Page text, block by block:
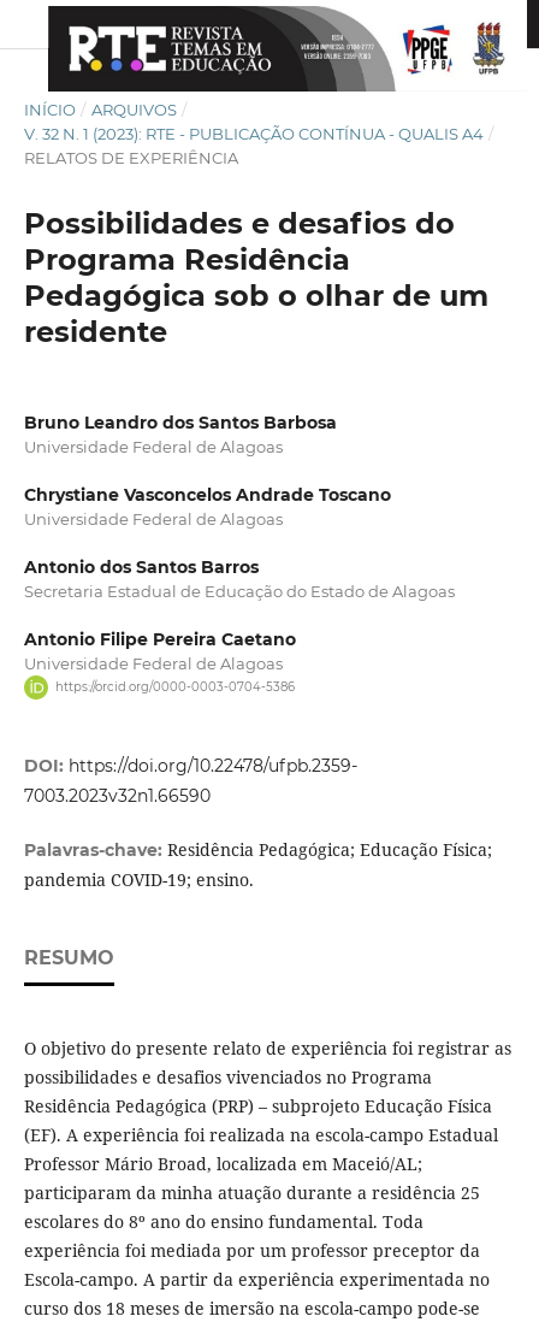
INÍCIO / ARQUIVOS /
V. 32 N. 1 (2023): RTE - PUBLICAÇÃO CONTÍNUA - QUALIS A4 /
RELATOS DE EXPERIÊNCIA
Possibilidades e desafios do
Programa Residência
Pedagógica sob o olhar de um
residente
Bruno Leandro dos Santos Barbosa
Universidade Federal de Alagoas
Chrystiane Vasconcelos Andrade Toscano
Universidade Federal de Alagoas
Antonio dos Santos Barros
Secretaria Estadual de Educação do Estado de Alagoas
Antonio Filipe Pereira Caetano
Universidade Federal de Alagoas
https://orcid.org/0000-0003-0704-5386
DOI: https://doi.org/10.22478/ufpb.2359-
7003.2023v32n1.66590
Palavras-chave: Residência Pedagógica; Educação Física;
pandemia COVID-19; ensino.
RESUMO
O objetivo do presente relato de experiência foi registrar as
possibilidades e desafios vivenciados no Programa
Residência Pedagógica (PRP) – subprojeto Educação Física
(EF). A experiência foi realizada na escola-campo Estadual
Professor Mário Broad, localizada em Maceió/AL;
participaram da minha atuação durante a residência 25
escolares do 8º ano do ensino fundamental. Toda
experiência foi mediada por um professor preceptor da
Escola-campo. A partir da experiência experimentada no
curso dos 18 meses de imersão na escola-campo pode-se